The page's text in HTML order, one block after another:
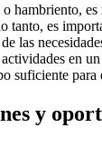
hambriento,
tanto, es
las
en
suficiente para
y